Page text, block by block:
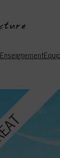
Enseignement